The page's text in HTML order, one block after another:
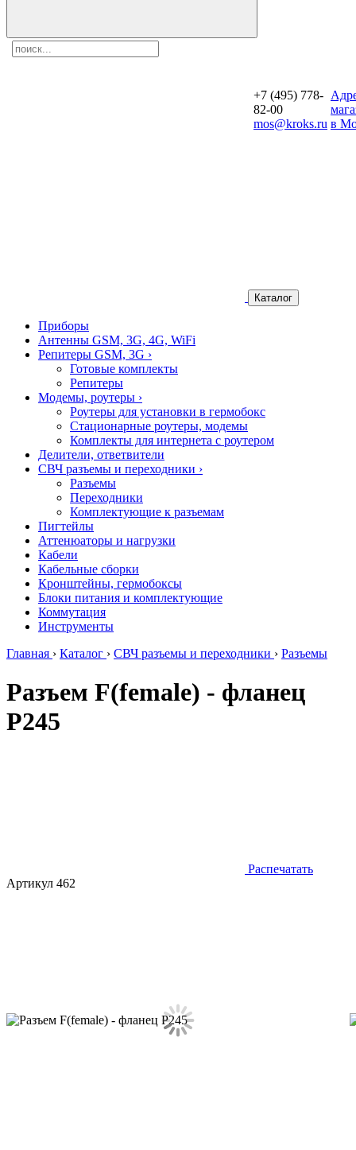
+7 (495) 778-
82-00
mos@kroks.ru в
Каталог
Приборы
Антенны GSM, 3G, 4G, WiFi
Репитеры GSM, 3G ›
Готовые комплекты
Репитеры
Модемы, роутеры ›
Роутеры для установки в гермобокс
Стационарные роутеры, модемы
Комплекты для интернета с роутером
Делители, ответвители
СВЧ разъемы и переходники ›
Разъемы
Переходники
Комплектующие к разъемам
Пигтейлы
Аттенюаторы и нагрузки
Кабели
Кабельные сборки
Кронштейны, гермобоксы
Блоки питания и комплектующие
Коммутация
Инструменты
Главная › Каталог › СВЧ разъемы и переходники › Разъемы
Разъем F(female) - фланец
P245
Распечатать
Артикул 462